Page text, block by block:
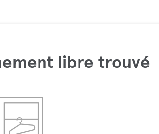
libre trouvé